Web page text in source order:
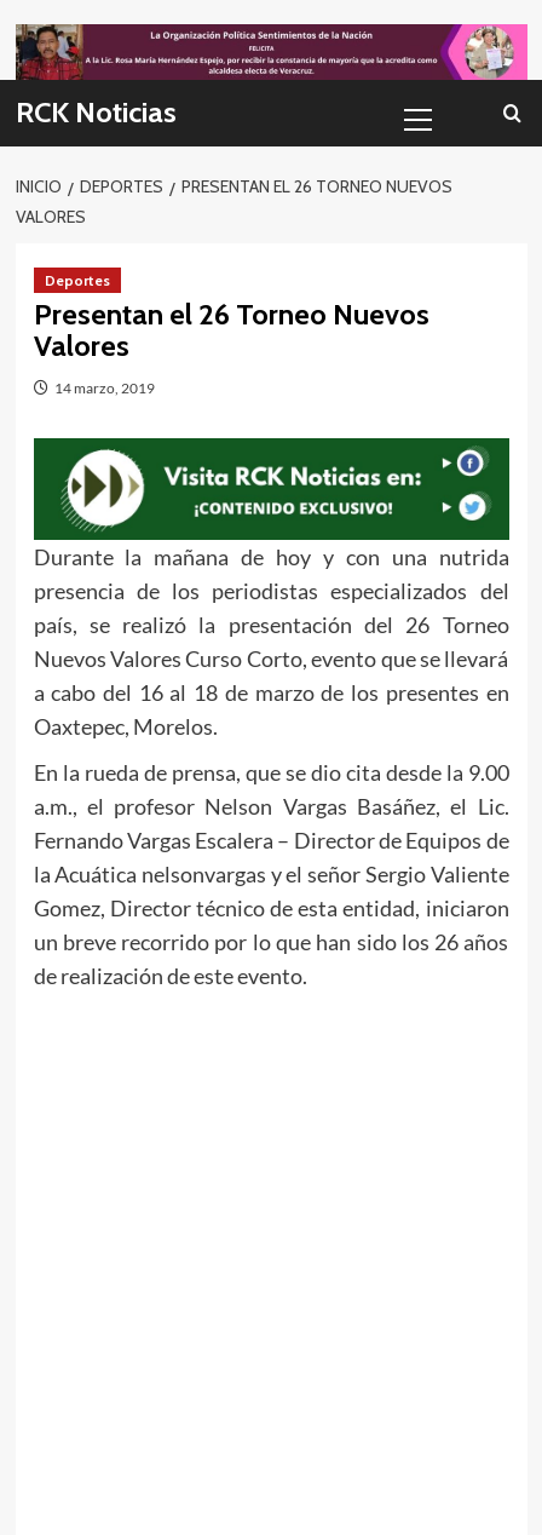
to
content
RCK Noticias
primario
INICIO DEPORTES
PRESENTAN EL 26 TORNEO NUEVOS
VALORES
Deportes
Presentan el 26 Torneo Nuevos
Valores
14 marzo, 2019
Durante la mañana de hoy y con una nutrida
presencia de los periodistas especializados del
país, se realizó la presentación del 26 Torneo
Nuevos Valores Curso Corto, evento que se llevará
a cabo del 16 al 18 de marzo de los presentes en
Oaxtepec, Morelos.
En la rueda de prensa, que se dio cita desde la 9.00
a.m., el profesor Nelson Vargas Basáñez, el Lic.
Fernando Vargas Escalera – Director de Equipos de
la Acuática nelsonvargas y el señor Sergio Valiente
Gomez, Director técnico de esta entidad, iniciaron
un breve recorrido por lo que han sido los 26 años
de realización de este evento.